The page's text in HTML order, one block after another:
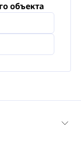
объекта